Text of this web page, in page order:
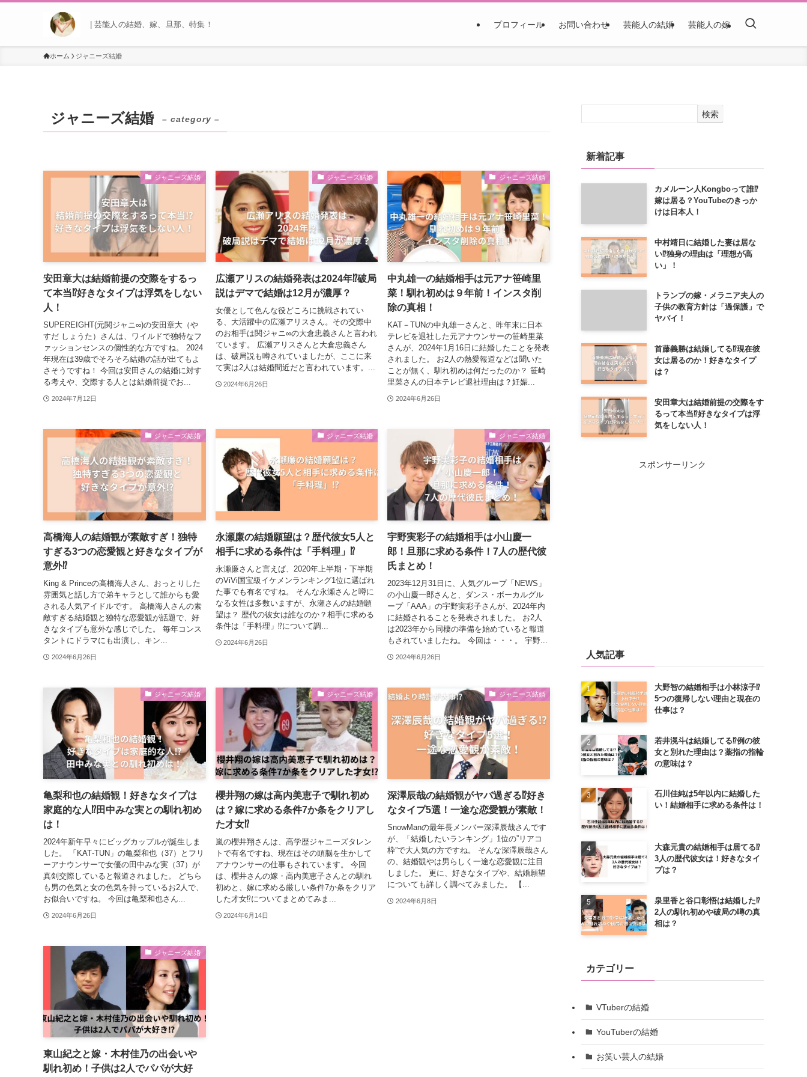
| 芸能人の結婚、嫁、旦那、特集！ プロフィール お問い合わせ 芸能人の結婚 芸能人の嫁
ホーム ジャニーズ結婚
ジャニーズ結婚 – category –
ジャニーズ結婚
安田章大は結婚前提の交際をするっ
て本当⁉好きなタイプは浮気をしない
人！
SUPEREIGHT(元関ジャニ∞)の安田章大（や
すだ しょうた）さんは、ワイルドで独特なフ
ァッションセンスの個性的な方ですね。 2024
年現在は39歳でそろそろ結婚の話が出てもよ
さそうですね！ 今回は安田さんの結婚に対す
る考えや、交際する人とは結婚前提でお...
2024年7月12日
ジャニーズ結婚
広瀬アリスの結婚発表は2024年⁉破局
説はデマで結婚は12月が濃厚？
女優として色んな役どころに挑戦されてい
る、大活躍中の広瀬アリスさん。その交際中
のお相手は関ジャニ∞の大倉忠義さんと言われ
ています。 広瀬アリスさんと大倉忠義さん
は、破局説も噂されていましたが、ここに来
て実は2人は結婚間近だと言われています。...
2024年6月26日
ジャニーズ結婚
中丸雄一の結婚相手は元アナ笹崎里
菜！馴れ初めは９年前！インスタ削
除の真相！
KAT－TUNの中丸雄一さんと、昨年末に日本
テレビを退社した元アナウンサーの笹崎里菜
さんが、2024年1月16日に結婚したことを発表
されました。 お2人の熱愛報道などは聞いた
ことが無く、馴れ初めは何だったのか？ 笹崎
里菜さんの日本テレビ退社理由は？妊娠...
2024年6月26日
ジャニーズ結婚
高橋海人の結婚観が素敵すぎ！独特
すぎる3つの恋愛観と好きなタイプが
意外⁉
King & Princeの高橋海人さん、おっとりした
雰囲気と話し方で弟キャラとして誰からも愛
される人気アイドルです。 高橋海人さんの素
敵すぎる結婚観と独特な恋愛観が話題で、好
きなタイプも意外な感じでした。 毎年コンス
タントにドラマにも出演し、キン...
2024年6月26日
ジャニーズ結婚
永瀬廉の結婚願望は？歴代彼女5人と
相手に求める条件は「手料理」⁉
永瀬廉さんと言えば、2020年上半期・下半期
のViVi国宝級イケメンランキング1位に選ばれ
た事でも有名ですね。 そんな永瀬さんと噂に
なる女性は多数いますが、永瀬さんの結婚願
望は？ 歴代の彼女は誰なのか？相手に求める
条件は「手料理」⁉について調...
2024年6月26日
ジャニーズ結婚
宇野実彩子の結婚相手は小山慶一
郎！旦那に求める条件！7人の歴代彼
氏まとめ！
2023年12月31日に、人気グループ「NEWS」
の小山慶一郎さんと、ダンス・ボーカルグル
ープ「AAA」の宇野実彩子さんが、2024年内
に結婚されることを発表されました。 お2人
は2023年から同棲の準備を始めていると報道
もされていましたね。 今回は・・・。 宇野...
2024年6月26日
ジャニーズ結婚
亀梨和也の結婚観！好きなタイプは
家庭的な人⁉田中みな実との馴れ初め
は！
2024年新年早々にビッグカップルが誕生しま
した。 「KAT‐TUN」の亀梨和也（37）とフリ
ーアナウンサーで女優の田中みな実（37）が
真剣交際していると報道されました。 どちら
も男の色気と女の色気を持っているお2人で、
お似合いですね。 今回は亀梨和也さん...
2024年6月26日
ジャニーズ結婚
櫻井翔の嫁は高内美恵子で馴れ初め
は？嫁に求める条件7か条をクリアし
た才女⁉
嵐の櫻井翔さんは、高学歴ジャニーズタレン
トで有名ですね、現在はその頭脳を生かして
アナウンサーの仕事もされています。 今回
は、櫻井さんの嫁・高内美恵子さんとの馴れ
初めと、嫁に求める厳しい条件7か条をクリア
した才女⁉についてまとめてみま...
2024年6月14日
ジャニーズ結婚
深澤辰哉の結婚観がヤバ過ぎる⁉好き
なタイプ5選！一途な恋愛観が素敵！
SnowManの最年長メンバー深澤辰哉さんです
が、「結婚したいランキング」1位の”リアコ
枠”で大人気の方ですね。 そんな深澤辰哉さん
の、結婚観やは男らしく一途な恋愛観に注目
しました。 更に、好きなタイプや、結婚願望
についても詳しく調べてみました。 【...
2024年6月8日
ジャニーズ結婚
東山紀之と嫁・木村佳乃の出会いや
馴れ初め！子供は2人でパパが大好
検索
新着記事
カメルーン人Kongboって誰⁉
嫁は居る？YouTubeのきっか
けは日本人！
中村靖日に結婚した妻は居な
い⁉独身の理由は「理想が高
い」！
トランプの嫁・メラニア夫人の
子供の教育方針は「過保護」で
ヤバイ！
首藤義勝は結婚してる⁉現在彼
女は居るのか！好きなタイプ
は？
安田章大は結婚前提の交際をす
るって本当⁉好きなタイプは浮
気をしない人！
スポンサーリンク
人気記事
大野智の結婚相手は小林涼子⁉
5つの復帰しない理由と現在の
仕事は？
若井滉斗は結婚してる⁉例の彼
女と別れた理由は？薬指の指輪
の意味は？
石川佳純は5年以内に結婚した
い！結婚相手に求める条件は！
大森元貴の結婚相手は居てる⁉
3人の歴代彼女は！好きなタイ
プは？
泉里香と谷口彰悟は結婚した⁉
2人の馴れ初めや破局の噂の真
相は？
カテゴリー
VTuberの結婚
YouTuberの結婚
お笑い芸人の結婚